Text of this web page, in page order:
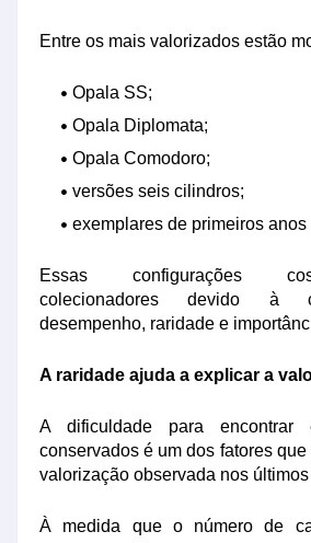
Entre os mais valorizados estão
Opala SS;
Opala Diplomata;
Opala Comodoro;
versões seis cilindros;
exemplares de primeiros anos
Essas configurações
colecionadores devido à
desempenho, raridade e
A raridade ajuda a explicar a
A dificuldade para encontrar
conservados é um dos fatores
valorização observada nos
À medida que o número de